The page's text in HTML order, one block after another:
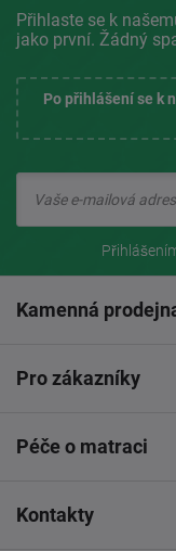
Přihlaste se k
jako první. Žádný
Po přihlášení se k
Kamenná
Pro zákazníky
Péče o matraci
Kontakty